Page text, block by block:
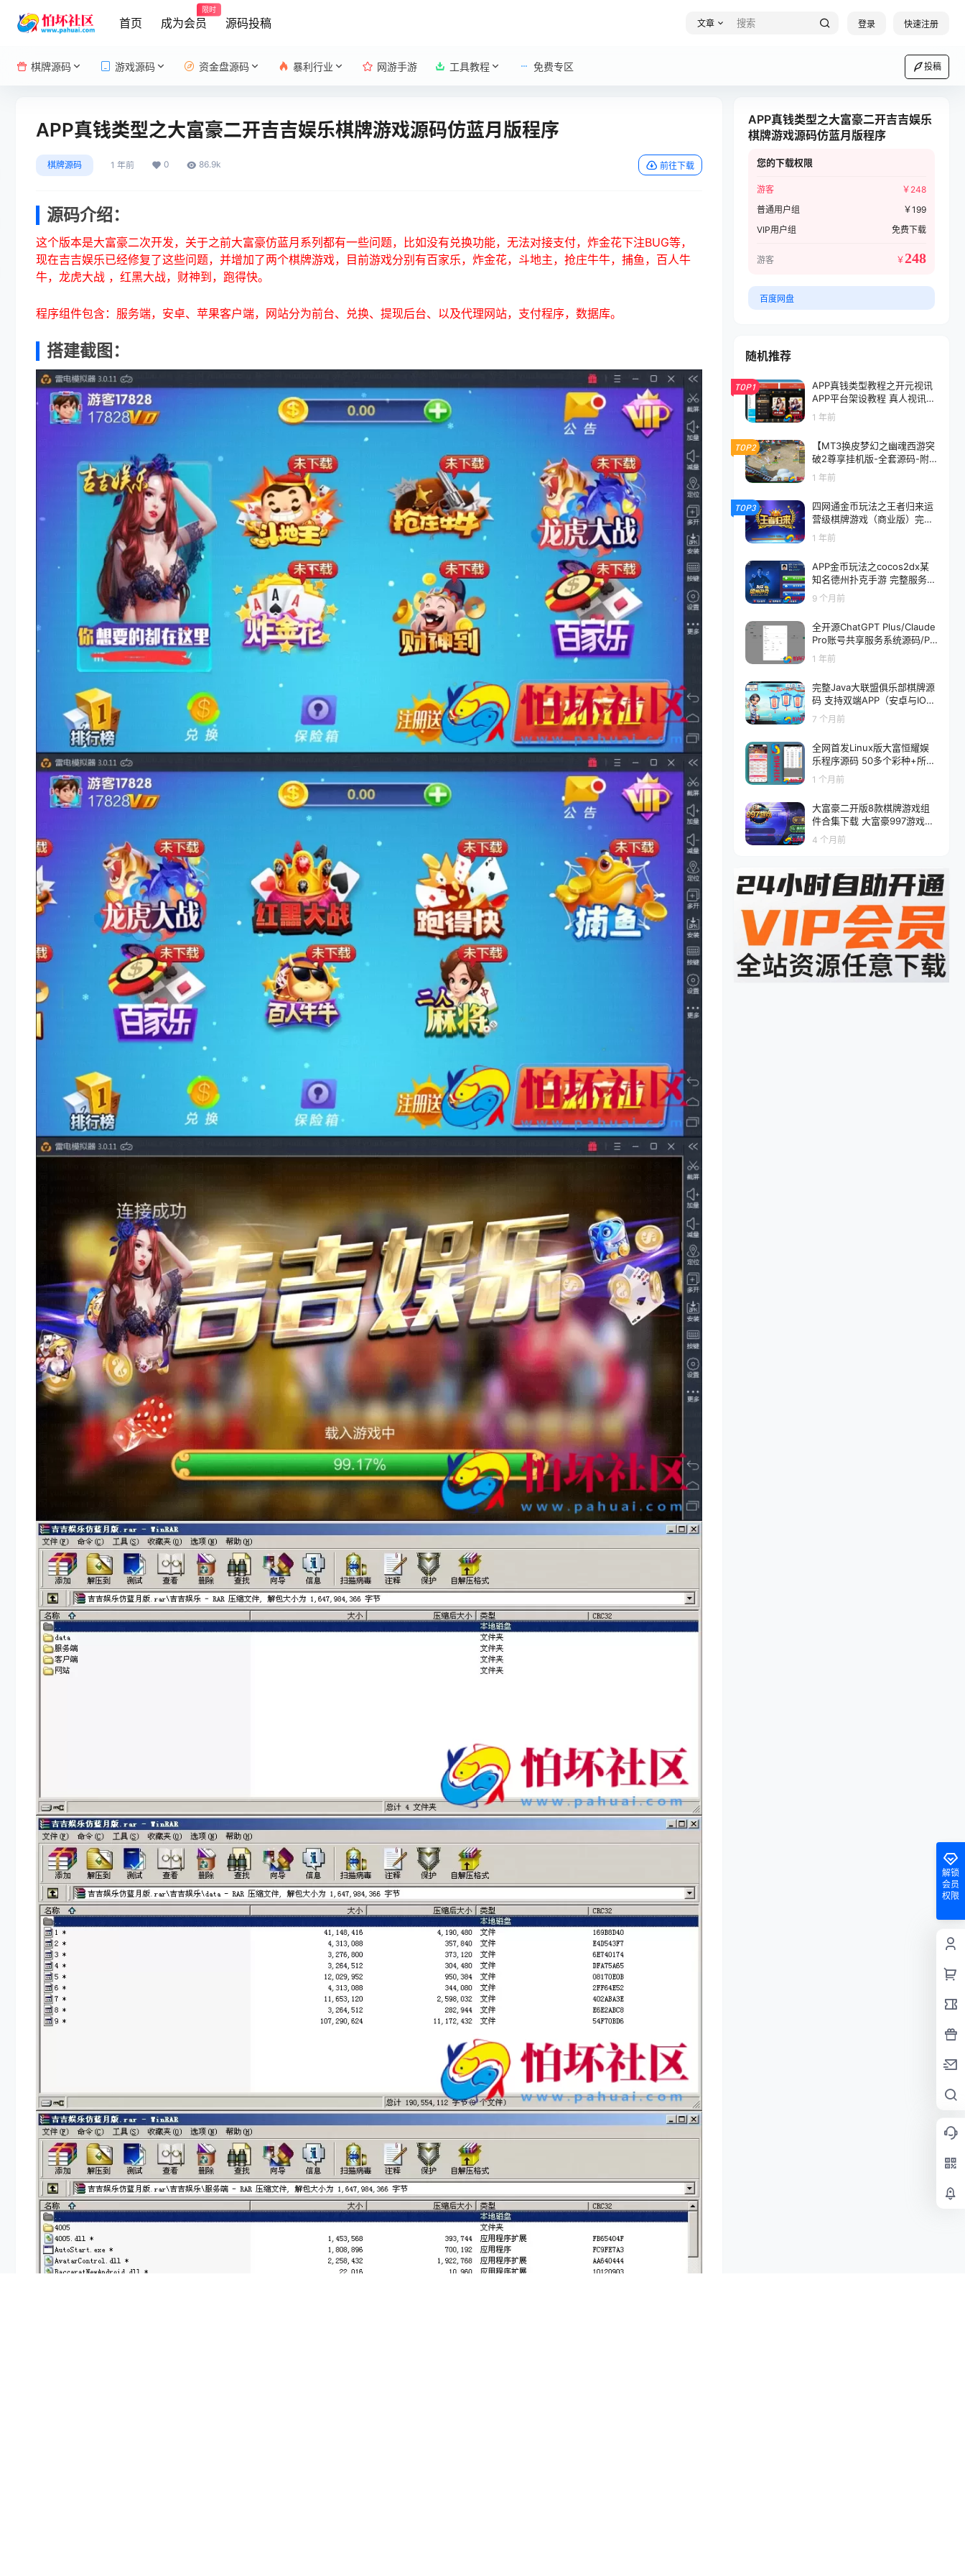
首页 成为会员
限时
源码投稿 文章 登录 快速注册
棋牌源码 游戏源码 资金盘源码 暴利行业 网游手游 工具教程 免费专区 投稿
APP真钱类型之大富豪二开吉吉娱乐棋牌游戏源码仿蓝月版程序
棋牌源码 1 年前 0 86.9k 前往下载
源码介绍：
这个版本是大富豪二次开发，关于之前大富豪仿蓝月系列都有一些问题，比如没有兑换功能，无法对接支付，炸金花下注BUG等，
现在吉吉娱乐已经修复了这些问题，并增加了两个棋牌游戏，目前游戏分别有百家乐，炸金花，斗地主，抢庄牛牛，捕鱼，百人牛
牛，龙虎大战 ，红黑大战，财神到，跑得快。
程序组件包含：服务端，安卓、苹果客户端，网站分为前台、兑换、提现后台、以及代理网站，支付程序，数据库。
搭建截图：
APP真钱类型之大富豪二开吉吉娱乐
棋牌游戏源码仿蓝月版程序
您的下载权限
游客 ￥ 248
普通用户组
￥199
VIP用户组
免费下载
游客 ￥248
百度网盘
随机推荐
TOP1
APP真钱类型教程之开元视讯
APP平台架设教程 真人视讯游
戏搭建视频
1 年前
TOP2
【MT3换皮梦幻之幽魂西游突
破2尊享挂机版-全套源码-附
带攻略】回合动作手游-最新整
理单机一键即玩镜像端-打包Li
1 年前
TOP3
四网通金币玩法之王者归来运
营级棋牌游戏（商业版）完整
全套源代码
1 年前
APP金币玩法之cocos2dx某
知名德州扑克手游 完整服务端
+客户端源码+数据库
9 个月前
全开源ChatGPT Plus/Claude
Pro账号共享服务系统源码/Pa
ndora Helper
1 年前
完整Java大联盟俱乐部棋牌源
码 支持双端APP（安卓与IO
S）打包
7 个月前
全网首发Linux版大富恒耀娱
乐程序源码 50多个彩种+所有
功能都正常 附带搭建教程
1 个月前
大富豪二开版8款棋牌游戏组
件合集下载 大富豪997游戏带
微信登陆
4 个月前
解锁
会员
权限